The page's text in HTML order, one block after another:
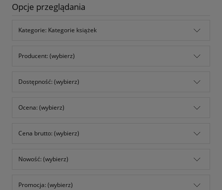
Opcje przeglądania
Kategorie: Kategorie książek
Producent: (wybierz)
Dostępność: (wybierz)
Ocena: (wybierz)
Cena brutto: (wybierz)
Nowość: (wybierz)
Promocja: (wybierz)